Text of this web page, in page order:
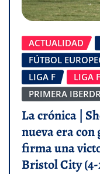
ACTUALIDAD
FÚTBOL
LIGA F
LIGA
PRIMERA
La crónica |
nueva era con
firma una
Bristol City